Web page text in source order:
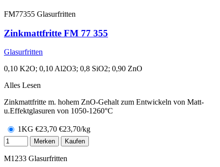
FM77355 Glasurfritten
Zinkmattfritte FM 77 355
Glasurfritten
0,10 K2O; 0,10 Al2O3; 0,8 SiO2; 0,90 ZnO
Alles Lesen
Zinkmattfritte m. hohem ZnO-Gehalt zum Entwickeln von Matt-
u.Effektglasuren von 1050-1260°C
1KG €23,70 €23,70/kg
Merken Kaufen
M1233 Glasurfritten